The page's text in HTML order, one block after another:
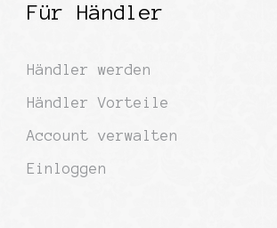
Für Händler
Händler werden
Händler Vorteile
Account verwalten
Einloggen